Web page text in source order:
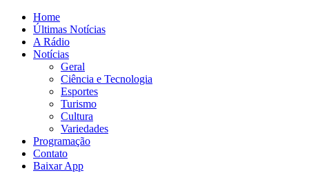
Home
Últimas Notícias
A Rádio
Notícias
Geral
Ciência e Tecnologia
Esportes
Turismo
Cultura
Variedades
Programação
Contato
Baixar App